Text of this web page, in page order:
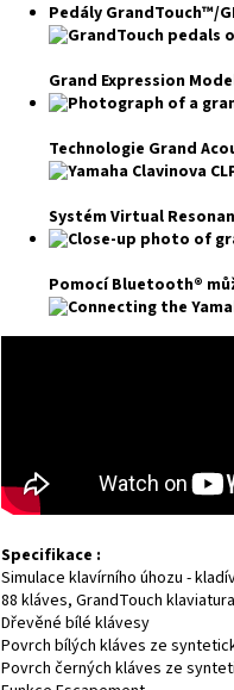
Pedály GrandTouch™/
Grand Expression
Technologie Grand
Systém Virtual
Pomocí Bluetooth®
Specifikace :
Simulace klavírního úhozu -
88 kláves, GrandTouch klaviatura
Dřevěné bílé klávesy
Povrch bílých kláves ze
Povrch černých kláves ze